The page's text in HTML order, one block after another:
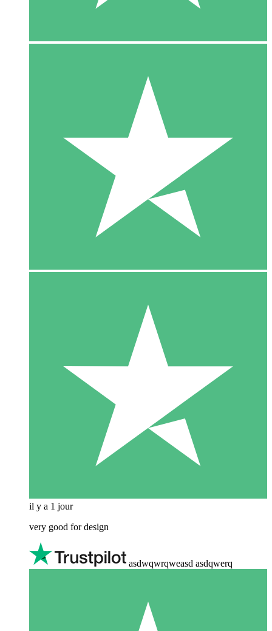
il y a 1 jour
very good for design
asdwqwrqweasd asdqwerq